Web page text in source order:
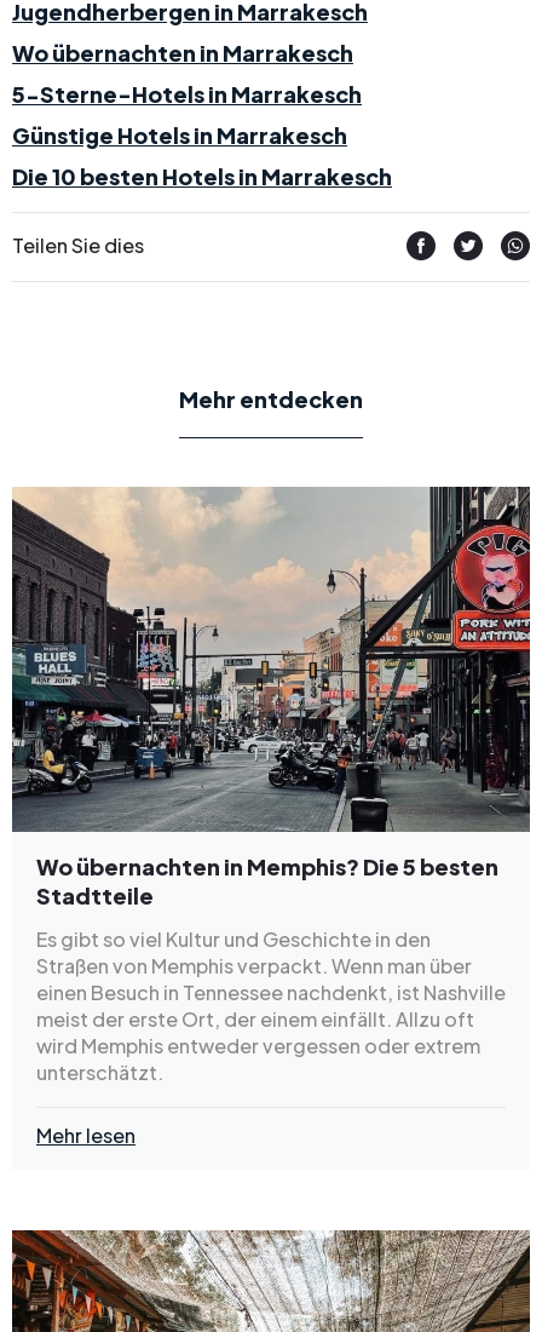
Jugendherbergen in Marrakesch
Wo übernachten in Marrakesch
5-Sterne-Hotels in Marrakesch
Günstige Hotels in Marrakesch
Die 10 besten Hotels in Marrakesch
Teilen Sie dies
Mehr entdecken
Wo übernachten in Memphis? Die 5 besten
Stadtteile
Es gibt so viel Kultur und Geschichte in den
Straßen von Memphis verpackt. Wenn man über
einen Besuch in Tennessee nachdenkt, ist Nashville
meist der erste Ort, der einem einfällt. Allzu oft
wird Memphis entweder vergessen oder extrem
unterschätzt.
Mehr lesen